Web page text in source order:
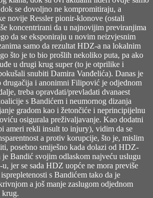
se dovoljno ne kompromitiraju, a
novije Ressler pionir-klonove (ostali
koncentrirani da u najnovijim previranjima
da se eksponiraju u novim neizvjesnim
samo da rezultat HDZ-a na lokalnim
što je to bio prošlih nekoliko puta, pa ako
u drugi krug super (to je otprilike i
snubiti Damira Vanđelića). Danas je
drugačija i anonimni Filipović je odjednom
treba opravdati/prevladati dvanaest
s Bandićem i neumornog dizanja
gradom kao i žetončiće i neprincipijelnu
osigurala preživaljavanje. Kao dodatni
ameri rekli insult to injury), vidim da se
a protiv korupcije, što je, mislim
posebno smiješno kada dolazi od HDZ-
je Bandić svojim odlaskom najveću uslugu
jer se sada HDZ uopće ne mora previše
s Bandićem tako da je
a još manje zaslugom odjednom
krug.